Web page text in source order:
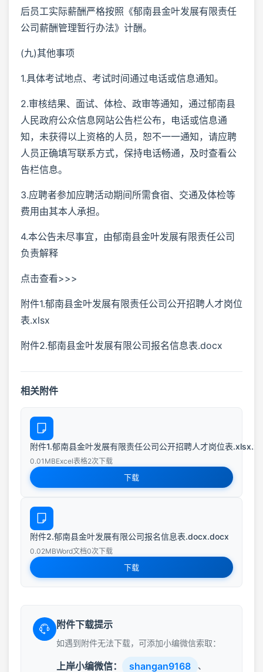
后员工实际薪酬严格按照《郁南县金叶发展有限责任
公司薪酬管理暂行办法》计酬。
(九)其他事项
1.具体考试地点、考试时间通过电话或信息通知。
2.审核结果、面试、体检、政审等通知，通过郁南县
人民政府公众信息网站公告栏公布，电话或信息通
知，未获得以上资格的人员，恕不一一通知，请应聘
人员正确填写联系方式，保持电话畅通，及时查看公
告栏信息。
3.应聘者参加应聘活动期间所需食宿、交通及体检等
费用由其本人承担。
4.本公告未尽事宜，由郁南县金叶发展有限责任公司
负责解释
点击查看>>>
附件1.郁南县金叶发展有限责任公司公开招聘人才岗位
表.xlsx
附件2.郁南县金叶发展有限公司报名信息表.docx
相关附件
附件1.郁南县金叶发展有限责任公司公开招聘人才岗位表
0.01MBExcel表格2次下载
下载
附件2.郁南县金叶发展有限公司报名信息表.docx.docx
0.02MBWord文档0次下载
下载
附件下载提示
如遇到附件无法下载，可添加小编微信索取：
上岸小编微信： shangan9168 、